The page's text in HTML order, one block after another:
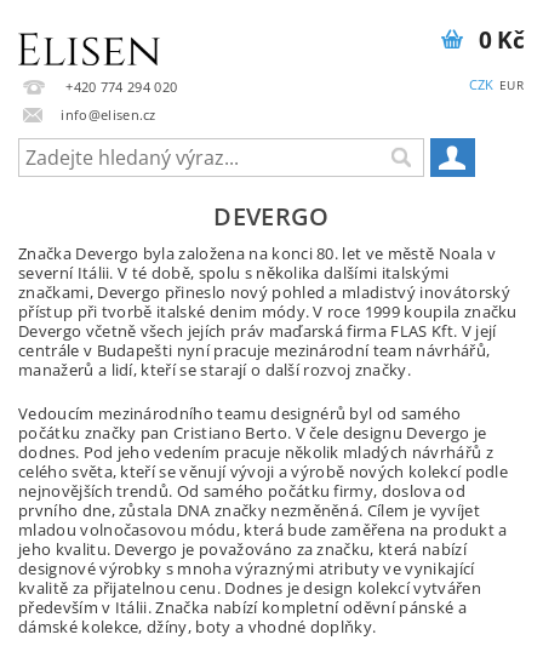
+420 774 294 020
info@elisen.cz
CZK EUR
0 Kč
DEVERGO
Značka Devergo byla založena na konci 80. let ve městě Noala v
severní Itálii. V té době, spolu s několika dalšími italskými
značkami, Devergo přineslo nový pohled a mladistvý inovátorský
přístup při tvorbě italské denim módy. V roce 1999 koupila značku
Devergo včetně všech jejích práv maďarská firma FLAS Kft. V její
centrále v Budapešti nyní pracuje mezinárodní team návrhářů,
manažerů a lidí, kteří se starají o další rozvoj značky.
Vedoucím mezinárodního teamu designérů byl od samého
počátku značky pan Cristiano Berto. V čele designu Devergo je
dodnes. Pod jeho vedením pracuje několik mladých návrhářů z
celého světa, kteří se věnují vývoji a výrobě nových kolekcí podle
nejnovějších trendů. Od samého počátku firmy, doslova od
prvního dne, zůstala DNA značky nezměněná. Cílem je vyvíjet
mladou volnočasovou módu, která bude zaměřena na produkt a
jeho kvalitu. Devergo je považováno za značku, která nabízí
designové výrobky s mnoha výraznými atributy ve vynikající
kvalitě za přijatelnou cenu. Dodnes je design kolekcí vytvářen
především v Itálii. Značka nabízí kompletní oděvní pánské a
dámské kolekce, džíny, boty a vhodné doplňky.